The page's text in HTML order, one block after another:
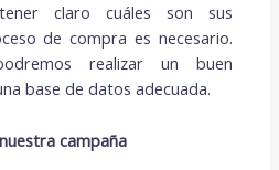
claro cuáles son sus
de compra es necesario.
realizar un buen
base de datos adecuada.
campaña